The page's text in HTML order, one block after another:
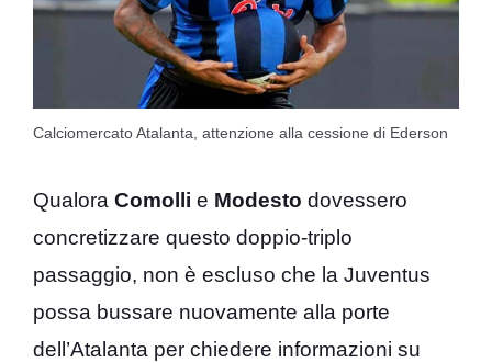
Calciomercato Atalanta, attenzione alla cessione di Ederson
Qualora Comolli e Modesto dovessero
concretizzare questo doppio-triplo
passaggio, non è escluso che la Juventus
possa bussare nuovamente alla porte
dell’Atalanta per chiedere informazioni su